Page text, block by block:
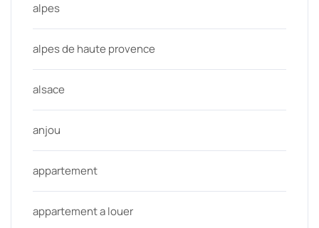
alpes
alpes de haute provence
alsace
anjou
appartement
appartement a louer